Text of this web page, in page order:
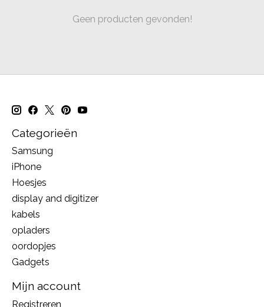
Geen producten gevonden!
Categorieën
Samsung
iPhone
Hoesjes
display and digitizer
kabels
opladers
oordopjes
Gadgets
Mijn account
Registreren